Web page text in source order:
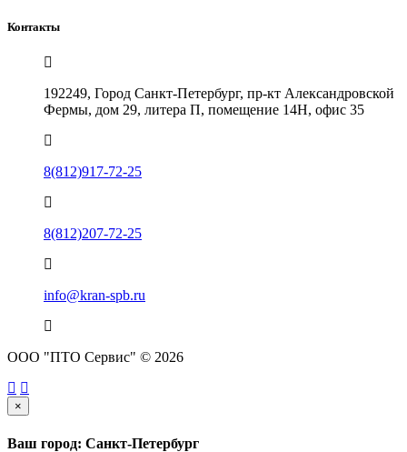
Контакты
192249, Город Санкт-Петербург, пр-кт Александровской
Фермы, дом 29, литера П, помещение 14Н, офис 35
8(812)917-72-25
8(812)207-72-25
info@kran-spb.ru
ООО "ПТО Сервис" © 2026
×
Ваш город: Санкт-Петербург